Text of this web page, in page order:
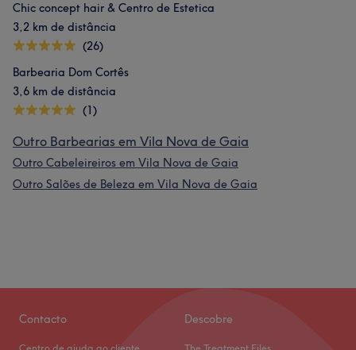
Chic concept hair & Centro de Estetica
3,2 km de distância
(26)
Barbearia Dom Cortês
3,6 km de distância
(1)
Outro Barbearias em Vila Nova de Gaia
Outro Cabeleireiros em Vila Nova de Gaia
Outro Salões de Beleza em Vila Nova de Gaia
Contacto Descobre